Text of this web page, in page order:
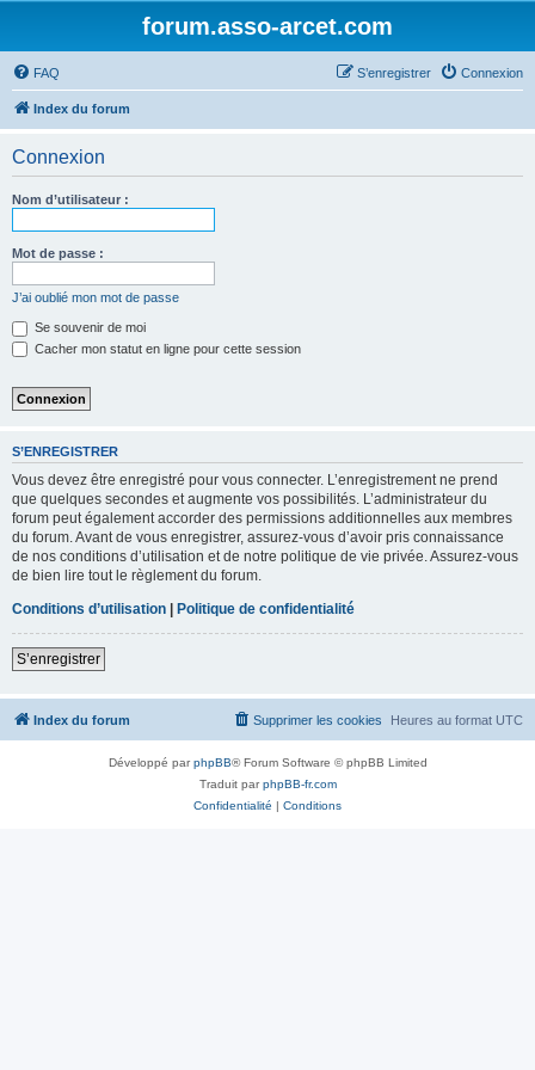
forum.asso-arcet.com
FAQ Connexion
S’enregistrer
Index du forum
Connexion
Nom d’utilisateur :
Mot de passe :
J’ai oublié mon mot de passe
Se souvenir de moi
Cacher mon statut en ligne pour cette session
S’ENREGISTRER
Vous devez être enregistré pour vous connecter. L’enregistrement ne prend
que quelques secondes et augmente vos possibilités. L’administrateur du
forum peut également accorder des permissions additionnelles aux membres
du forum. Avant de vous enregistrer, assurez-vous d’avoir pris connaissance
de nos conditions d’utilisation et de notre politique de vie privée. Assurez-vous
de bien lire tout le règlement du forum.
Conditions d’utilisation | Politique de confidentialité
S’enregistrer
Index du forum Heures au format UTC
Supprimer les cookies
Développé parphpBB® Forum Software © phpBB Limited
Traduit parphpBB-fr.com
Confidentialité | Conditions